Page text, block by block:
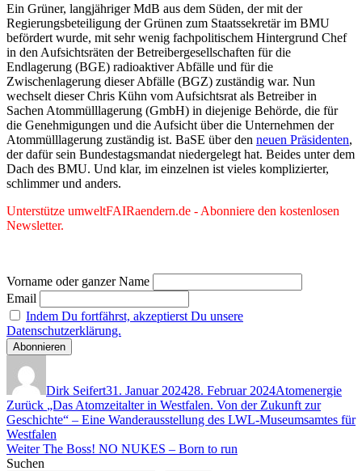
Ein Grüner, langjähriger MdB aus dem Süden, der mit der
Regierungsbeteiligung der Grünen zum Staatssekretär im BMU
befördert wurde, mit sehr wenig fachpolitischem Hintergrund Chef
in den Aufsichtsräten der Betreibergesellschaften für die
Endlagerung (BGE) radioaktiver Abfälle und für die
Zwischenlagerung dieser Abfälle (BGZ) zuständig war. Nun
wechselt dieser Chris Kühn vom Aufsichtsrat als Betreiber in
Sachen Atommülllagerung (GmbH) in diejenige Behörde, die für
die Genehmigungen und die Aufsicht über die Unternehmen der
Atommülllagerung zuständig ist. BaSE über den neuen Präsidenten,
der dafür sein Bundestagsmandat niedergelegt hat. Beides unter dem
Dach des BMU. Und klar, im einzelnen ist vieles komplizierter,
schlimmer und anders.
Unterstütze umweltFAIRaendern.de - Abonniere den kostenlosen
Newsletter.
Vorname oder ganzer Name
Email
Indem Du fortfährst, akzeptierst Du unsere
Datenschutzerklärung.
Dirk Seifert31. Januar 202428. Februar 2024Atomenergie
Beitragsnavigation
Zurück
Vorheriger
Beitrag:
„Das Atomzeitalter in Westfalen. Von der Zukunft zur
Geschichte“ – Eine Wanderausstellung des LWL-Museumsamtes für
Westfalen
Weiter Nächster
Beitrag:
The Boss! NO NUKES – Born to run
Suchen